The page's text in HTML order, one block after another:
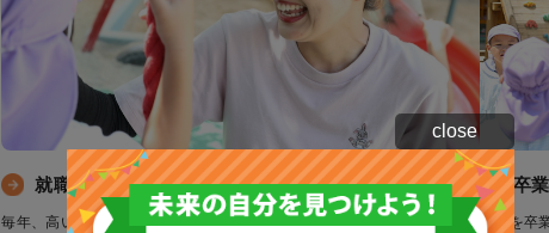
就職実績
毎年、高い就職率を維持する本校。就職率や求人数、卒業後の主な就職
卒
本校を卒
close